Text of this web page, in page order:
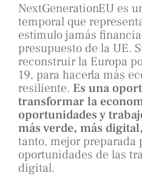
NextGenerationEU es
temporal que
estímulo jamás
presupuesto de la UE.
reconstruir la Europa
19, para hacerla más
resiliente. Es una
transformar la
oportunidades y
más verde, más
tanto, mejor preparada
oportunidades de las
digital.